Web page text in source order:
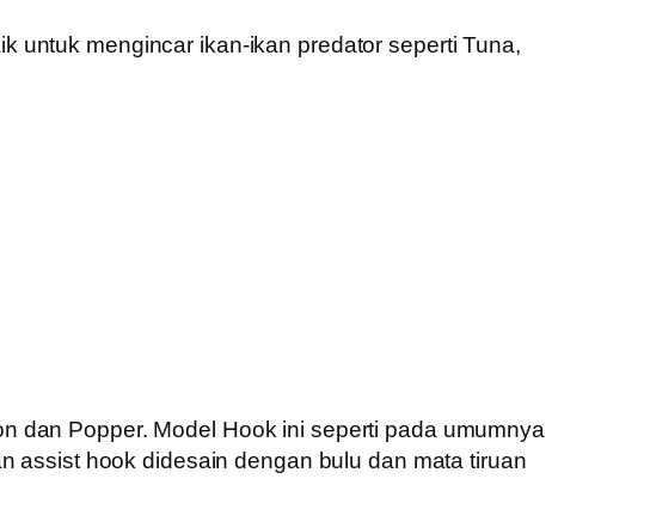
untuk mengincar ikan-ikan predator seperti Tuna,
dan Popper. Model Hook ini seperti pada umumnya
assist hook didesain dengan bulu dan mata tiruan